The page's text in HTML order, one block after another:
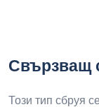
Свързващ
Този тип сбруя